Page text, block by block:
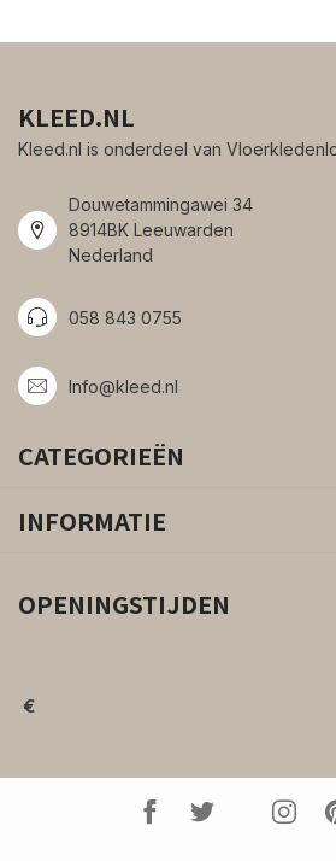
KLEED.NL
Kleed.nl is onderdeel van
Douwetammingawei 34
8914BK Leeuwarden
Nederland
058 843 0755
Info@kleed.nl
CATEGORIEËN
INFORMATIE
OPENINGSTIJDEN
€